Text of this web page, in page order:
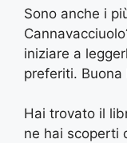
Sono anche i
iniziare a
preferiti. Buona
Hai trovato il
ne hai scoperti